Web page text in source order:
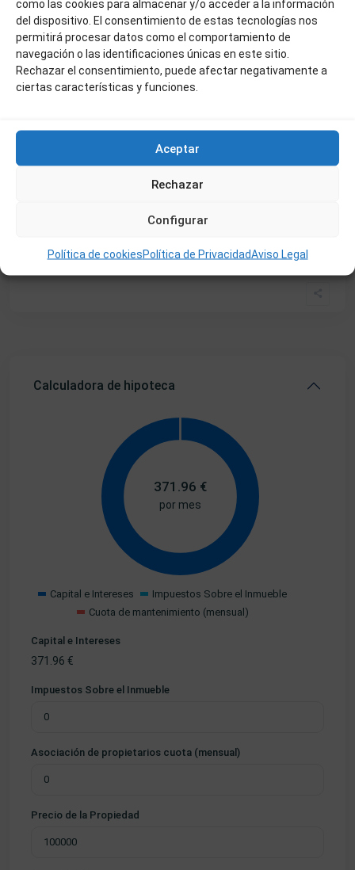
como las cookies para almacenar y/o acceder a la información
del dispositivo. El consentimiento de estas tecnologías nos
permitirá procesar datos como el comportamiento de
navegación o las identificaciones únicas en este sitio.
Rechazar el consentimiento, puede afectar negativamente a
ciertas características y funciones.
Aceptar
Rechazar
Configurar
Política de cookiesPolítica de PrivacidadAviso Legal
DUPLEX EN ARCOS DEL MONTE
2 80 m2
Calculadora de hipoteca
371.96 €
por mes
Capital e Intereses
Impuestos Sobre el Inmueble
Cuota de mantenimiento (mensual)
Capital e Intereses
371.96 €
Impuestos Sobre el Inmueble
Asociación de propietarios cuota (mensual)
Precio de la Propiedad